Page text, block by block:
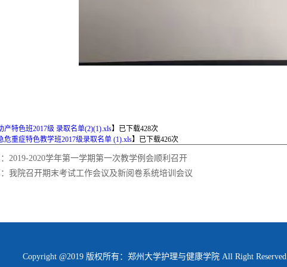
产特色班2017级 录取名单(2)(1).xls】已下载428次
危重症特色教学班2017级录取名单 (1).xls】已下载426次
2019-2020学年第一学期第一次教学例会顺利召开
我院召开期末考试工作会议及新阅卷系统培训会议
Copyright @2019 版权所有：郑州大学护理与健康学院 All Right Reserved